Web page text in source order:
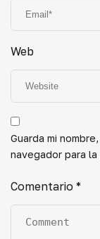
Web
Guarda mi
navegador para
Comentario *